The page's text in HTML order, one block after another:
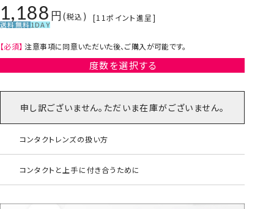
1,188 税込 [11ポイント進呈]
送料無料1DAY
【必須】 注意事項に同意いただいた後、ご購入が可能です。
度数を選択する
申し訳ございません。ただいま在庫がございません。
コンタクトレンズの扱い方
コンタクトと上手に付き合うために